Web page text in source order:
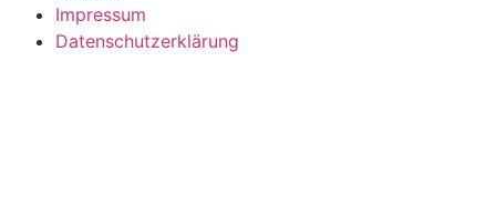
Impressum
Datenschutzerklärung